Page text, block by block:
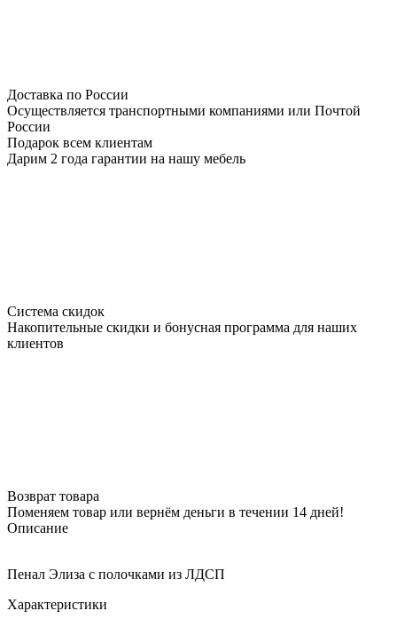
Доставка по России
Осуществляется транспортными компаниями или Почтой
России
Подарок всем клиентам
Дарим 2 года гарантии на нашу мебель
Система скидок
Накопительные скидки и бонусная программа для наших
клиентов
Возврат товара
Поменяем товар или вернём деньги в течении 14 дней!
Описание
Пенал Элиза с полочками из ЛДСП
Характеристики